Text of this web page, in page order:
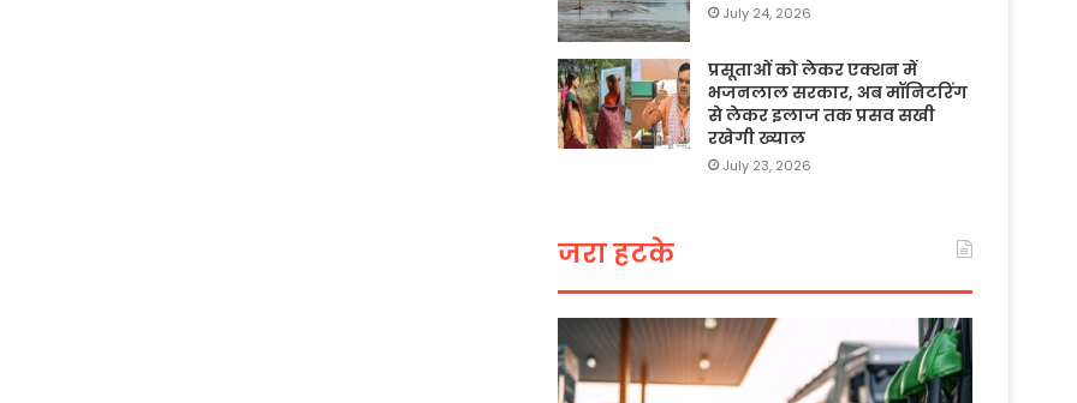
July 24, 2026
प्रसूताओं को लेकर एक्शन में
भजनलाल सरकार, अब मॉनिटरिंग
से लेकर इलाज तक प्रसव सखी
रखेगी ख्याल
July 23, 2026
जरा हटके